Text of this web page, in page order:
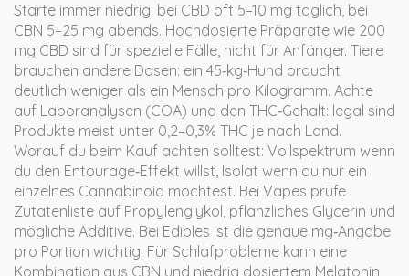
Starte immer niedrig: bei CBD oft 5–10 mg täglich, bei
CBN 5–25 mg abends. Hochdosierte Präparate wie 200
mg CBD sind für spezielle Fälle, nicht für Anfänger. Tiere
brauchen andere Dosen: ein 45‑kg‑Hund braucht
deutlich weniger als ein Mensch pro Kilogramm. Achte
auf Laboranalysen (COA) und den THC‑Gehalt: legal sind
Produkte meist unter 0,2–0,3% THC je nach Land.
Worauf du beim Kauf achten solltest: Vollspektrum wenn
du den Entourage‑Effekt willst, Isolat wenn du nur ein
einzelnes Cannabinoid möchtest. Bei Vapes prüfe
Zutatenliste auf Propylenglykol, pflanzliches Glycerin und
mögliche Additive. Bei Edibles ist die genaue mg‑Angabe
pro Portion wichtig. Für Schlafprobleme kann eine
Kombination aus CBN und niedrig dosiertem Melatonin